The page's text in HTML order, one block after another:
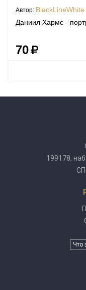
Автор: BlackLineWhite
Даниил Хармс -
70
199178,
Что